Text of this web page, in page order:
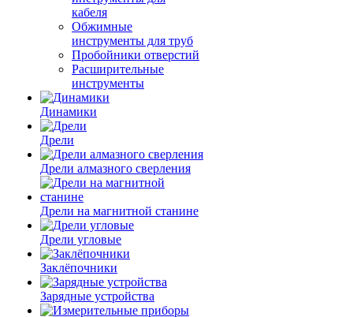
кабеля
Обжимные
инструменты для труб
Пробойники отверстий
Расширительные
инструменты
Динамики
Дрели
Дрели алмазного сверления
Дрели на магнитной станине
Дрели угловые
Заклёпочники
Зарядные устройства